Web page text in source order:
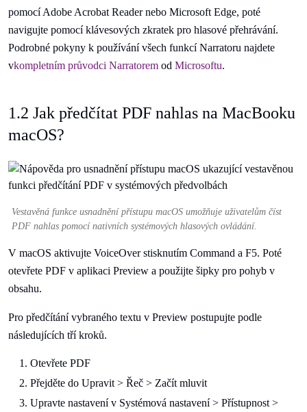
pomocí Adobe Acrobat Reader nebo Microsoft Edge, poté
navigujte pomocí klávesových zkratek pro hlasové přehrávání.
Podrobné pokyny k používání všech funkcí Narratoru najdete
vkompletním průvodci Narratorem od Microsoftu.
1.2 Jak předčítat PDF nahlas na MacBooku
macOS?
Vestavěná funkce usnadnění přístupu macOS umožňuje uživatelům číst
PDF nahlas pomocí nativních systémových hlasových ovládání.
V macOS aktivujte VoiceOver stisknutím Command a F5. Poté
otevřete PDF v aplikaci Preview a použijte šipky pro pohyb v
obsahu.
Pro předčítání vybraného textu v Preview postupujte podle
následujících tří kroků.
Otevřete PDF
Přejděte do Upravit > Řeč > Začít mluvit
Upravte nastavení v Systémová nastavení > Přístupnost >